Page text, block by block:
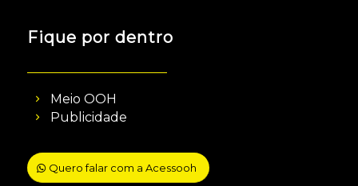
Fique por dentro
Meio OOH
Publicidade
Quero falar com a Acessooh